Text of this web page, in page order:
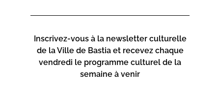
Inscrivez-vous à la newsletter culturelle
de la Ville de Bastia et recevez chaque
vendredi le programme culturel de la
semaine à venir